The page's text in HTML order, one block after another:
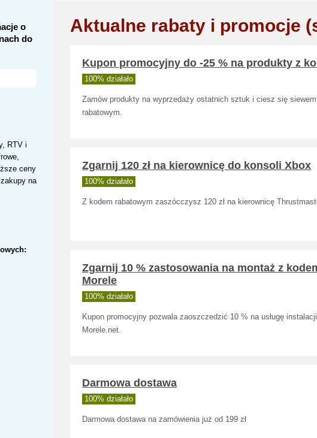
o
do
RTV i
ceny
na
Aktualne rabaty i promocje
Kupon promocyjny do -25 % na produkty z
100% działało
Zamów produkty na wyprzedaży ostatnich sztuk i ciesz się
rabatowym.
Zgarnij 120 zł na kierownicę do konsoli Xbox
100% działało
Z kodem rabatowym zaszócczysz 120 zł na kierownicę
Zgarnij 10 % zastosowania na montaż z
Morele
100% działało
Kupon promocyjny pozwala zaoszczedzić 10 % na usługę
Morele.net.
Darmowa dostawa
100% działało
Darmowa dostawa na zamówienia już od 199 zł